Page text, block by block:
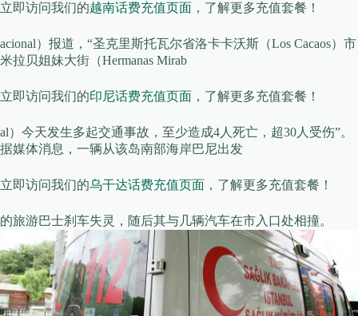
立即访问我们的越南话费充值页面 ，了解更多充值套餐！
acional）报道，“圣克里斯托瓦尔省洛卡卡沃斯（Los Cacaos）市
米拉贝姐妹大街（Hermanas Mirab
立即访问我们的印尼话费充值页面 ，了解更多充值套餐！
al）今天发生多起交通事故，至少造成4人死亡，超30人受伤”。
据媒体消息，一辆从该岛南部海岸巴尼出发
立即访问我们的乌干达话费充值页面 ，了解更多充值套餐！
的旅游巴士刹车失灵，随后其与几辆汽车在市入口处相撞。